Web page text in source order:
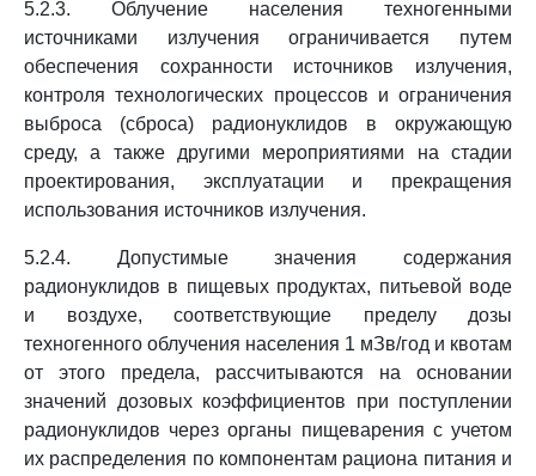
5.2.3. Облучение населения техногенными
источниками излучения ограничивается путем
обеспечения сохранности источников излучения,
контроля технологических процессов и ограничения
выброса (сброса) радионуклидов в окружающую
среду, а также другими мероприятиями на стадии
проектирования, эксплуатации и прекращения
использования источников излучения.
5.2.4. Допустимые значения содержания
радионуклидов в пищевых продуктах, питьевой воде
и воздухе, соответствующие пределу дозы
техногенного облучения населения 1 мЗв/год и квотам
от этого предела, рассчитываются на основании
значений дозовых коэффициентов при поступлении
радионуклидов через органы пищеварения с учетом
их распределения по компонентам рациона питания и